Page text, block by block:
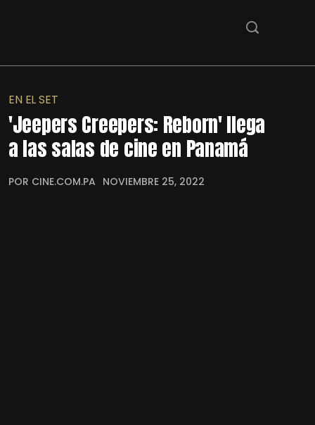
EN EL SET
'Jeepers Creepers: Reborn' llega
a las salas de cine en Panamá
POR CINE.COM.PA NOVIEMBRE 25, 2022